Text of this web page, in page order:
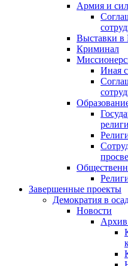
Армия и
Выставки в
Криминал
Иная
Завершенные проекты
Демократия в
Новости
Архив